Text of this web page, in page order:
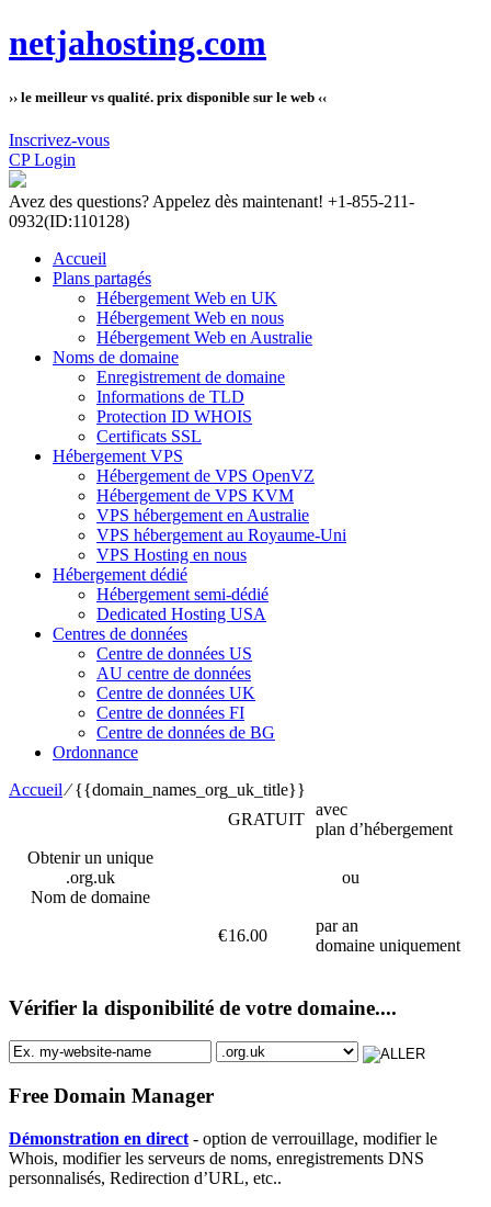
netjahosting.com
›› le meilleur vs qualité. prix disponible sur le web ‹‹
Inscrivez-vous
CP Login
Avez des questions? Appelez dès maintenant! +1-855-211-
0932(ID:110128)
Accueil
Plans partagés
Hébergement Web en UK
Hébergement Web en nous
Hébergement Web en Australie
Noms de domaine
Enregistrement de domaine
Informations de TLD
Protection ID WHOIS
Certificats SSL
Hébergement VPS
Hébergement de VPS OpenVZ
Hébergement de VPS KVM
VPS hébergement en Australie
VPS hébergement au Royaume-Uni
VPS Hosting en nous
Hébergement dédié
Hébergement semi-dédié
Dedicated Hosting USA
Centres de données
Centre de données US
AU centre de données
Centre de données UK
Centre de données FI
Centre de données de BG
Ordonnance
Accueil⁄{{domain_names_org_uk_title}}
Obtenir un unique
.org.uk
Nom de domaine
GRATUIT
avec
plan d’hébergement
ou
€16.00
par an
domaine uniquement
Vérifier la disponibilité de votre domaine....
Free Domain Manager
Démonstration en direct - option de verrouillage, modifier le
Whois, modifier les serveurs de noms, enregistrements DNS
personnalisés, Redirection d’URL, etc..